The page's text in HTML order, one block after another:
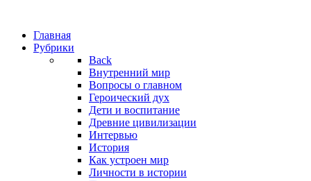
Главная
Рубрики
Back
Внутренний мир
Вопросы о главном
Героический дух
Дети и воспитание
Древние цивилизации
Интервью
История
Как устроен мир
Личности в истории